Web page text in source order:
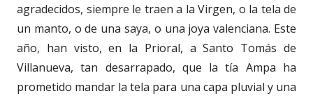
agradecidos, siempre le traen a la Virgen, o la tela de
un manto, o de una saya, o una joya valenciana. Este
año, han visto, en la Prioral, a Santo Tomás de
Villanueva, tan desarrapado, que la tía Ampa ha
prometido mandar la tela para una capa pluvial y una